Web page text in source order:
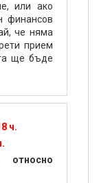
или ако
финансов
че няма
прием
ще бъде
ч.
относно